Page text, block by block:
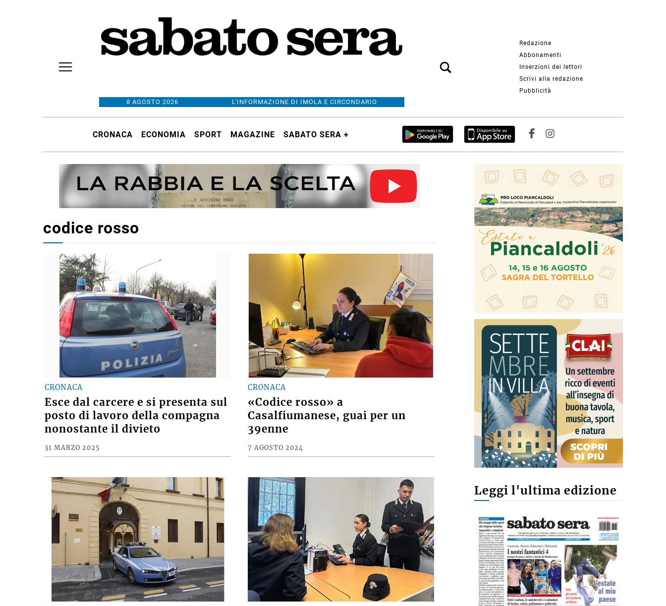
8 AGOSTO 2026 L’INFORMAZIONE DI IMOLA E CIRCONDARIO
Redazione
Abbonamenti
Inserzioni dei lettori
Scrivi alla redazione
Pubblicità
CRONACA ECONOMIA SPORT MAGAZINE SABATO SERA +
codice rosso
CRONACA
Esce dal carcere e si presenta sul
posto di lavoro della compagna
nonostante il divieto
31 MARZO 2025
CRONACA
«Codice rosso» a
Casalfiumanese, guai per un
39enne
7 AGOSTO 2024
Leggi l'ultima edizione